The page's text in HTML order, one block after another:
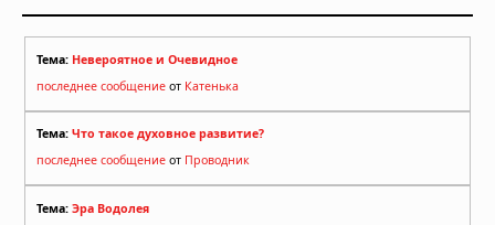
Тема: Невероятное и Очевидное
последнее сообщение от Катенька
Тема: Что такое духовное развитие?
последнее сообщение от Проводник
Тема: Эра Водолея